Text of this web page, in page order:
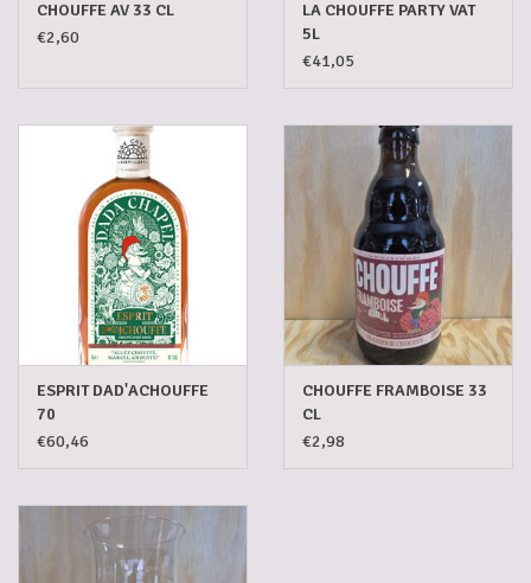
CHOUFFE AV 33 CL
€2,60
LA CHOUFFE PARTY VAT
5L
€41,05
ESPRIT DAD'ACHOUFFE
70
€60,46
CHOUFFE FRAMBOISE 33
CL
€2,98